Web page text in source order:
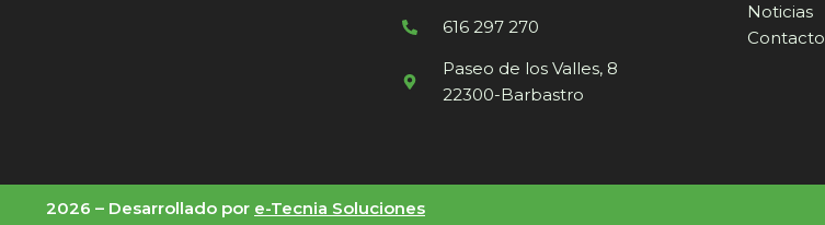
616 297 270
Paseo de los Valles, 8
22300-Barbastro
Noticias
Contacto
2026 – Desarrollado por e-Tecnia Soluciones